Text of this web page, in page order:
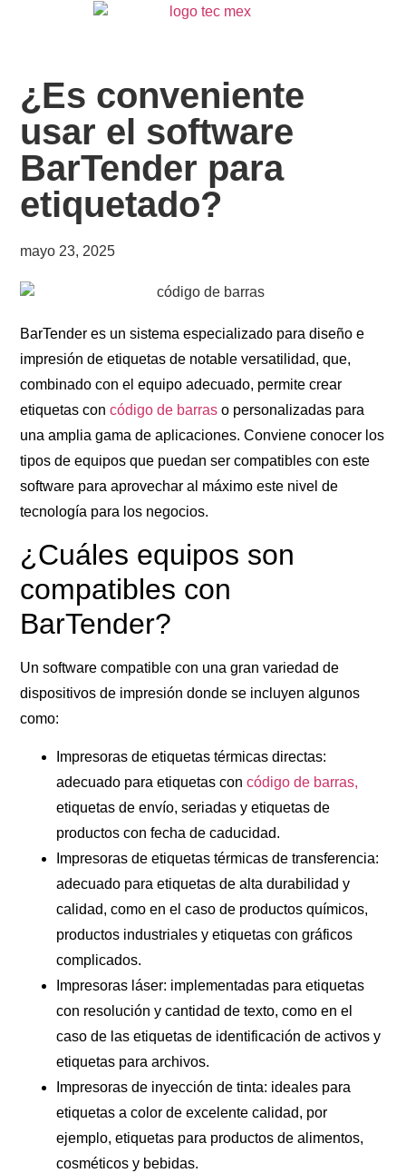
¿Es conveniente
usar el software
BarTender para
etiquetado?
mayo 23, 2025
BarTender es un sistema especializado para diseño e
impresión de etiquetas de notable versatilidad, que,
combinado con el equipo adecuado, permite crear
etiquetas concódigo de barras o personalizadas para
una amplia gama de aplicaciones. Conviene conocer los
tipos de equipos que puedan ser compatibles con este
software para aprovechar al máximo este nivel de
tecnología para los negocios.
¿Cuáles equipos son
compatibles con
BarTender?
Un software compatible con una gran variedad de
dispositivos de impresión donde se incluyen algunos
como:
Impresoras de etiquetas térmicas directas:
adecuado para etiquetas concódigo de barras,
etiquetas de envío, seriadas y etiquetas de
productos con fecha de caducidad.
Impresoras de etiquetas térmicas de transferencia:
adecuado para etiquetas de alta durabilidad y
calidad, como en el caso de productos químicos,
productos industriales y etiquetas con gráficos
complicados.
Impresoras láser: implementadas para etiquetas
con resolución y cantidad de texto, como en el
caso de las etiquetas de identificación de activos y
etiquetas para archivos.
Impresoras de inyección de tinta: ideales para
etiquetas a color de excelente calidad, por
ejemplo, etiquetas para productos de alimentos,
cosméticos y bebidas.